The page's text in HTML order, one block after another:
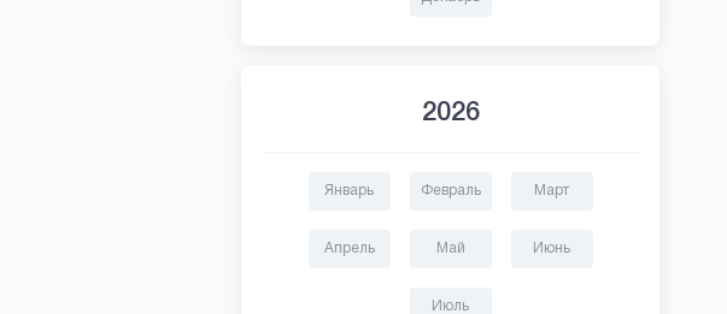
2026
Январь Февраль Март
Апрель Май Июнь
Июль